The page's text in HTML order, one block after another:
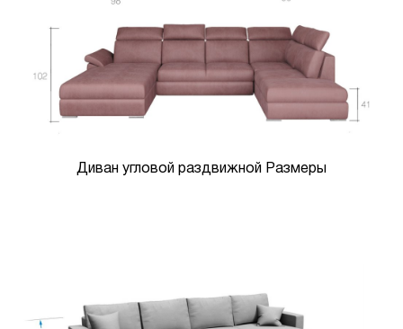
Диван угловой раздвижной Размеры